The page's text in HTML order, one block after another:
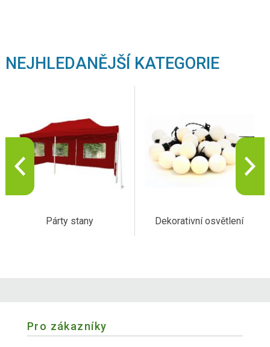
NEJHLEDANĚJŠÍ KATEGORIE
Párty stany Dekorativní osvětlení
Pro zákazníky